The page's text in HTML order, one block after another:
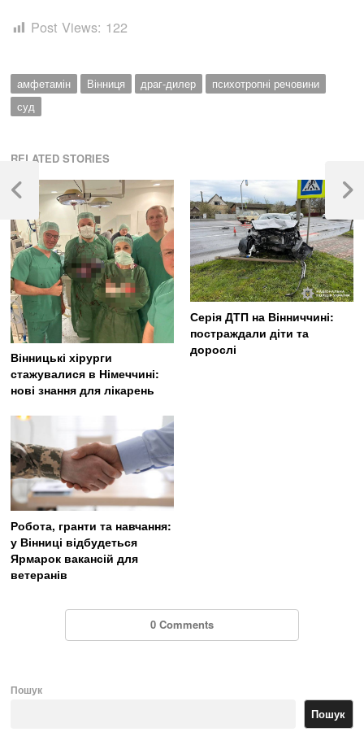
Post Views: 122
амфетамін Вінниця драг-дилер
психотропні речовини
суд
RELATED STORIES
Вінницькі хірурги
стажувалися в Німеччині:
нові знання для лікарень
Серія ДТП на Вінниччині:
постраждали діти та
дорослі
Робота, гранти та навчання:
у Вінниці відбудеться
Ярмарок вакансій для
ветеранів
0 Comments
Навігація
записів
Previous
Next
Post
Пошук
Пошук